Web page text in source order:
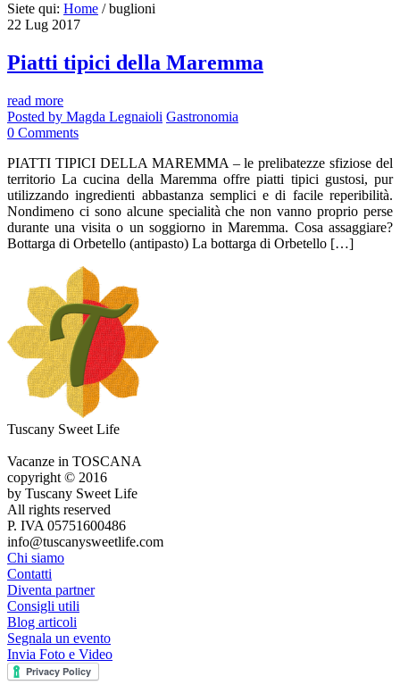
Siete qui: Home / buglioni
22 Lug 2017
Piatti tipici della Maremma
read more
Posted by Magda Legnaioli Gastronomia
0 Comments
PIATTI TIPICI DELLA MAREMMA – le prelibatezze sfiziose del
territorio La cucina della Maremma offre piatti tipici gustosi, pur
utilizzando ingredienti abbastanza semplici e di facile reperibilità.
Nondimeno ci sono alcune specialità che non vanno proprio perse
durante una visita o un soggiorno in Maremma. Cosa assaggiare?
Bottarga di Orbetello (antipasto) La bottarga di Orbetello […]
Tuscany Sweet Life
Vacanze in TOSCANA
copyright © 2016
by Tuscany Sweet Life
All rights reserved
P. IVA 05751600486
info@tuscanysweetlife.com
Chi siamo
Contatti
Diventa partner
Consigli utili
Blog articoli
Segnala un evento
Invia Foto e Video